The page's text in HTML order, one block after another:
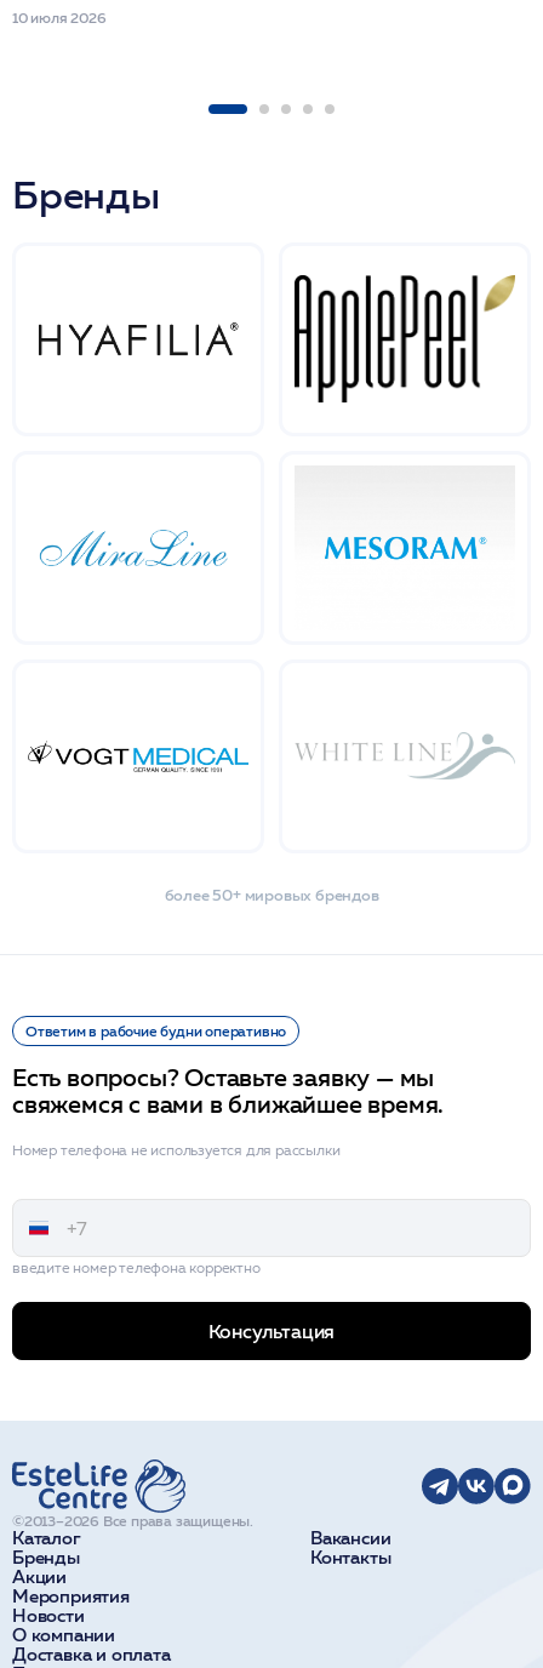
10 июля 2026
Бренды
более 50+ мировых брендов
Ответим в рабочие будни оперативно
Есть вопросы? Оставьте заявку — мы
свяжемся с вами в ближайшее время.
Номер телефона не используется для рассылки
введите номер телефона корректно
Консультация
Каталог
Бренды
Акции
Мероприятия
Новости
О компании
Доставка и оплата
Вакансии
Контакты
©2013–2026 Все права защищены.